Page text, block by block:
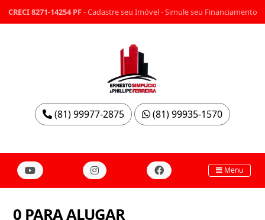
CRECI 8271-14254 PF-Cadastre seu Imóvel-Simule seu Financiamento
(81) 99977-2875 (81) 99935-1570
Menu
0 PARA ALUGAR